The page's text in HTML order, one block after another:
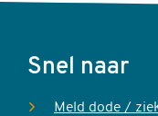
Voet
Snel naar
Meld dode /